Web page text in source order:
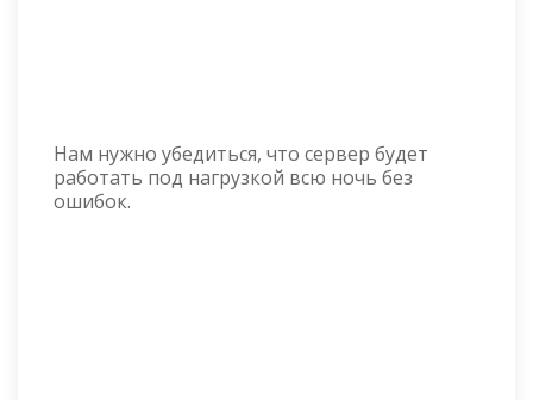
Нам нужно убедиться, что сервер будет
работать под нагрузкой всю ночь без
ошибок.